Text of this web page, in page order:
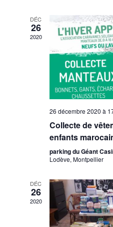
DÉC
26
2020
26 décembre 2020 à
Collecte de
enfants
parking du Géant
Lodève, Montpellier
DÉC
26
2020